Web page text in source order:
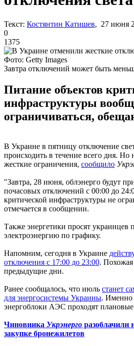
Текст: Костянтин Катишев, 27 июня
0
1375
Фото: Getty Images
Завтра отключений может быть
Питание объектов
инфраструктуры
ограничиваться,
В Украине в пятницу отключение
происходить в течение всего дня. Но
жесткие ограничения, сообщило
"Завтра, 28 июня, облэнерго будут
почасовых отключений с 00:00 до
критической инфраструктуры не
отмечается в сообщении.
Также энергетики просят украинцев
электроэнергию по графику.
Напомним, сегодня в Украине
отключения с 17:00 до 23:00.
предыдущие дни.
Ранее сообщалось, что июль станет
для энергосистемы Украины. Именно
энергоблоки АЭС проходят
Чиновника Укрэнерго разоблачили
закупке бронежилетов